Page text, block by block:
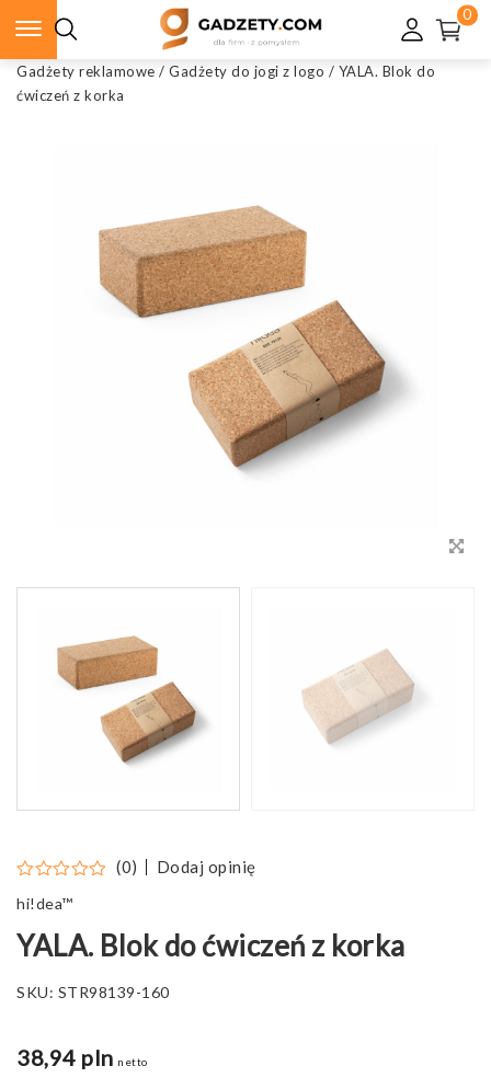
0
Gadżety reklamowe / Gadżety do jogi z logo / YALA. Blok do
ćwiczeń z korka
(0) Dodaj opinię
hi!dea™
YALA. Blok do ćwiczeń z korka
SKU: STR98139-160
38,94 pln netto